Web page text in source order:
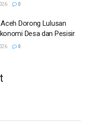
0
Dorong Lulusan
Desa dan Pesisir
0